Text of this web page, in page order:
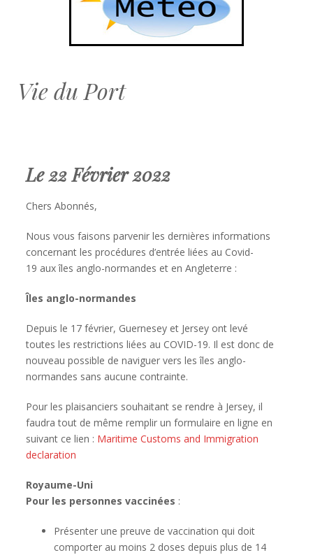
Vie du Port
Le 22 Février 2022
Chers Abonnés,
Nous vous faisons parvenir les dernières informations
concernant les procédures d’entrée liées au Covid-
19 aux îles anglo-normandes et en Angleterre :
Îles anglo-normandes
Depuis le 17 février, Guernesey et Jersey ont levé
toutes les restrictions liées au COVID-19. Il est donc de
nouveau possible de naviguer vers les îles anglo-
normandes sans aucune contrainte.
Pour les plaisanciers souhaitant se rendre à Jersey, il
faudra tout de même remplir un formulaire en ligne en
suivant ce lien : Maritime Customs and Immigration
declaration
Royaume-Uni
Pour les personnes vaccinées :
Présenter une preuve de vaccination qui doit
comporter au moins 2 doses depuis plus de 14